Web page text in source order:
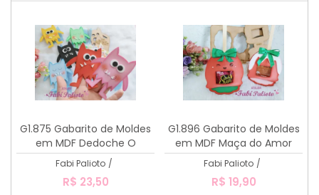
G1.875 Gabarito de Moldes
em MDF Dedoche O
Monstro das cores
Fabi Palioto /
R$ 23,50
G1.896 Gabarito de Moldes
em MDF Maça do Amor
Porta Bombom
Fabi Palioto /
R$ 19,90